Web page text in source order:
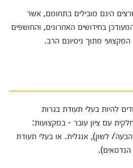
הינם מובילים בתחומם, אשר
בחידושים האחרונים, והחושפים
מתוך ניסיונם הרב.
להיות בעלי תעודת בגרות
עם ציון עובר - במקצועות:
לשון), אנגלית. או בעלי תעודת
הנדסאים).